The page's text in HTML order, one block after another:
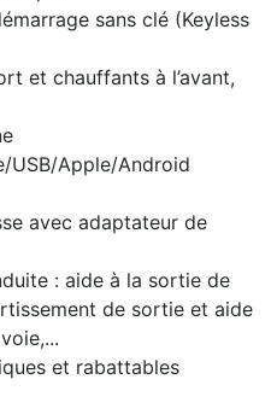
sans clé (Keyless
et chauffants à l’avant,
USB/Apple/Android
avec adaptateur de
: aide à la sortie de
de sortie et aide
et rabattables